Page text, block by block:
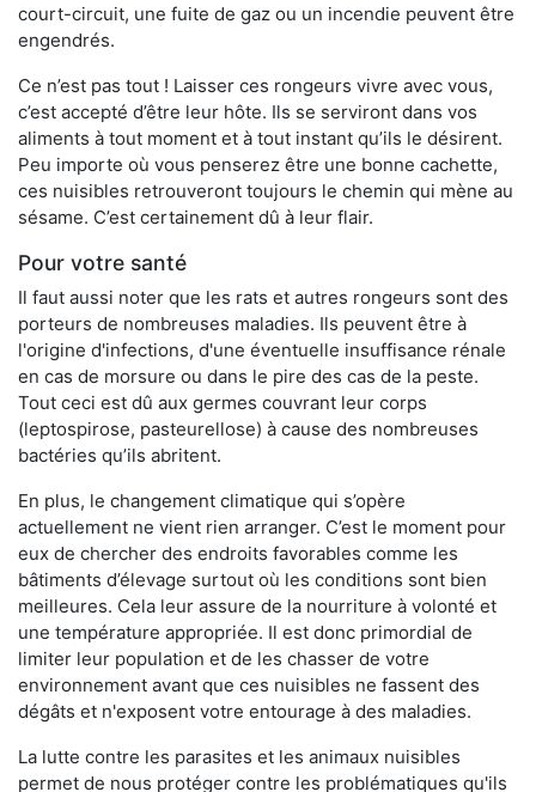
court-circuit, une fuite de gaz ou un incendie peuvent être
engendrés.
Ce n’est pas tout ! Laisser ces rongeurs vivre avec vous,
c’est accepté d’être leur hôte. Ils se serviront dans vos
aliments à tout moment et à tout instant qu’ils le désirent.
Peu importe où vous penserez être une bonne cachette,
ces nuisibles retrouveront toujours le chemin qui mène au
sésame. C’est certainement dû à leur flair.
Pour votre santé
Il faut aussi noter que les rats et autres rongeurs sont des
porteurs de nombreuses maladies. Ils peuvent être à
l'origine d'infections, d'une éventuelle insuffisance rénale
en cas de morsure ou dans le pire des cas de la peste.
Tout ceci est dû aux germes couvrant leur corps
(leptospirose, pasteurellose) à cause des nombreuses
bactéries qu’ils abritent.
En plus, le changement climatique qui s’opère
actuellement ne vient rien arranger. C’est le moment pour
eux de chercher des endroits favorables comme les
bâtiments d’élevage surtout où les conditions sont bien
meilleures. Cela leur assure de la nourriture à volonté et
une température appropriée. Il est donc primordial de
limiter leur population et de les chasser de votre
environnement avant que ces nuisibles ne fassent des
dégâts et n'exposent votre entourage à des maladies.
La lutte contre les parasites et les animaux nuisibles
permet de nous protéger contre les problématiques qu'ils